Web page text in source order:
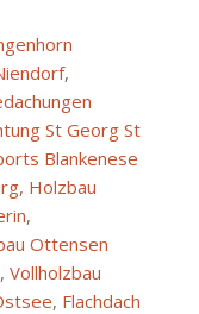
,
St Georg St
Blankenese
, Holzbau
,
Ottensen
, Vollholzbau
, Flachdach